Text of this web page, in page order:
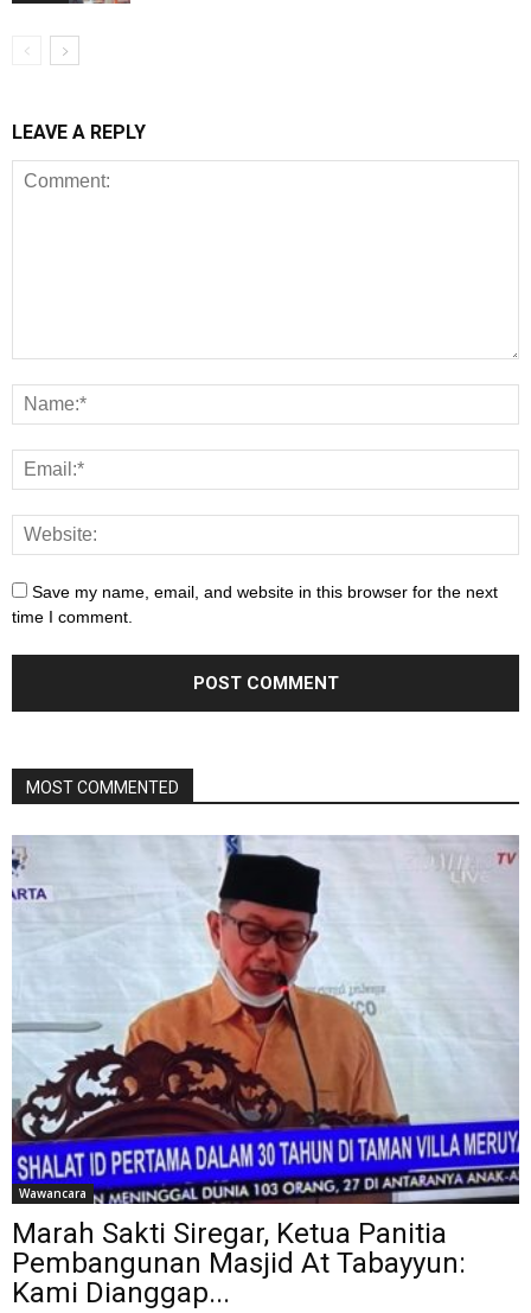
LEAVE A REPLY
Save my name, email, and website in this browser for the next
time I comment.
MOST COMMENTED
Wawancara
Marah Sakti Siregar, Ketua Panitia
Pembangunan Masjid At Tabayyun:
Kami Dianggap...